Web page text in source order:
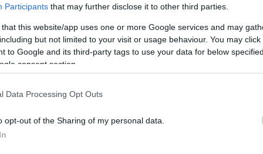
Participants that may further disclose it to other third parties.
that this website/app uses one or more Google services and may
but not limited to your visit or usage behaviour. You may
to Google and its third-party tags to use your data for below
consent section.
Data Processing Opt Outs
opt-out of the Sharing of my personal data.
και Εμπαπέ που έχει σκοράρει κάθε